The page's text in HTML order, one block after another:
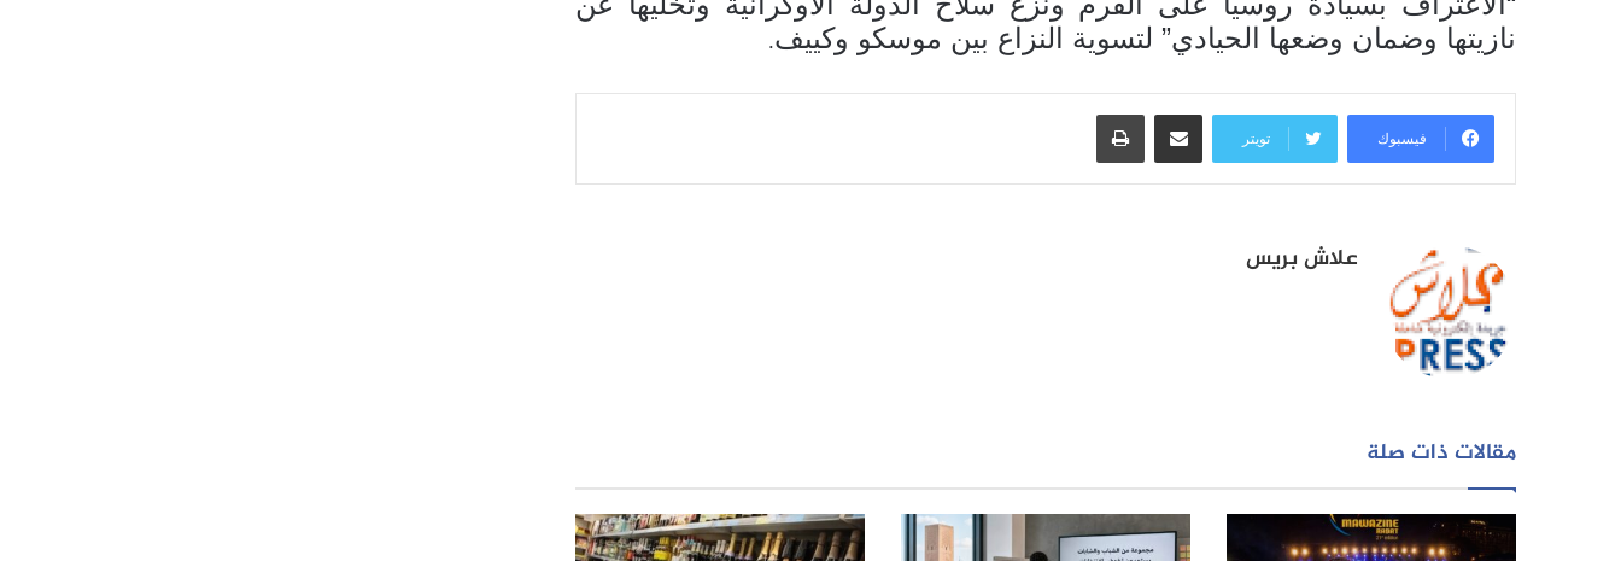
نازيتها وضمان وضعها الحيادي” لتسوية النزاع بين موسكو وكييف.
فيسبوك تويتر
مشاركة عبر البريد طباعة
علاش بريس
مقالات ذات صلة